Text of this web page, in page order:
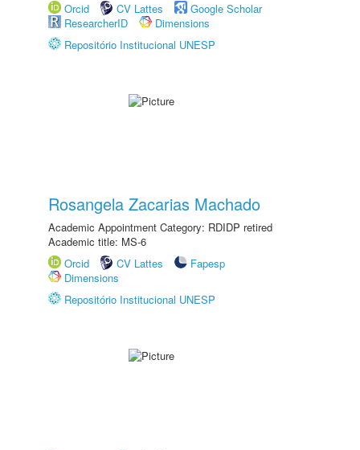
Orcid
CV Lattes
Google Scholar
ResearcherID
Dimensions
Repositório Institucional UNESP
Rosangela Zacarias Machado
Academic Appointment Category: RDIDP retired
Academic title: MS-6
Orcid
CV Lattes
Fapesp
Dimensions
Repositório Institucional UNESP